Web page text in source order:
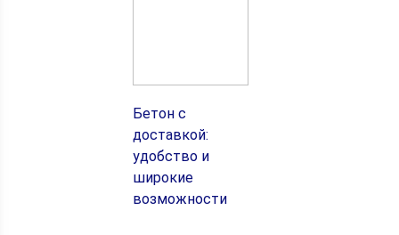
Бетон с
доставкой:
удобство и
широкие
возможности